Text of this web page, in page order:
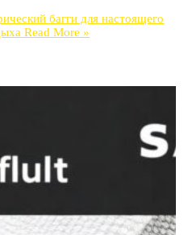
багги для настоящего
Read More »